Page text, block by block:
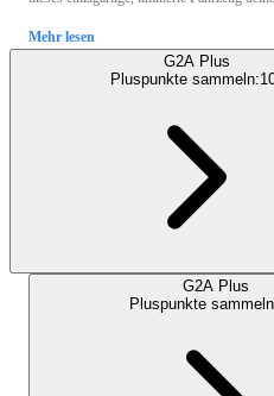
Mehr lesen
G2A Plus
Pluspunkte sammeln:
G2A Plus
Pluspunkte